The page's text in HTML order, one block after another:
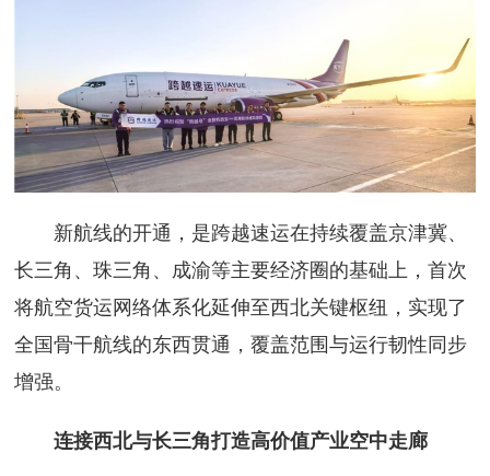
新航线的开通，是跨越速运在持续覆盖京津冀、
长三角、珠三角、成渝等主要经济圈的基础上，首次
将航空货运网络体系化延伸至西北关键枢纽，实现了
全国骨干航线的东西贯通，覆盖范围与运行韧性同步
增强。
连接西北与长三角打造高价值产业空中走廊